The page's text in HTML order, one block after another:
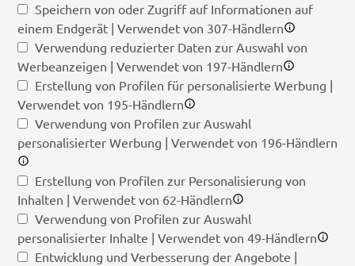
Speichern von oder Zugriff auf Informationen auf
einem Endgerät | Verwendet von 307-Händlern
Verwendung reduzierter Daten zur Auswahl von
Werbeanzeigen | Verwendet von 197-Händlern
Erstellung von Profilen für personalisierte Werbung |
Verwendet von 195-Händlern
Verwendung von Profilen zur Auswahl
personalisierter Werbung | Verwendet von 196-Händlern
Erstellung von Profilen zur Personalisierung von
Inhalten | Verwendet von 62-Händlern
Verwendung von Profilen zur Auswahl
personalisierter Inhalte | Verwendet von 49-Händlern
Entwicklung und Verbesserung der Angebote |